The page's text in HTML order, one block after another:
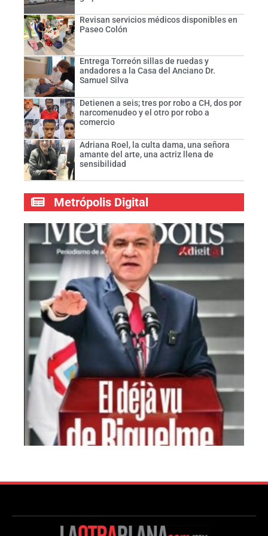
Revisan servicios médicos disponibles en
Paseo Colón
Entrega Torreón sillas de ruedas y
andadores a la Casa del Anciano Dr.
Samuel Silva
Detienen a seis; tres por robo a CH, dos por
narcomenudeo y el otro por robo a
comercio
Adriana Roel, la culta dama, una señora
amante del arte, una actriz llena de
sensibilidad
Metrópolis Digital